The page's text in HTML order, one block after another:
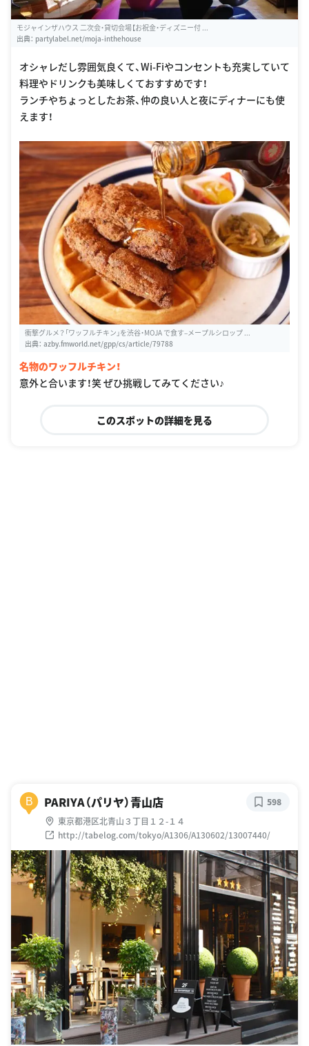
モジャインザハウス 二次会・貸切会場【お祝金・ディズニー付 ...
出典： partylabel.net/moja-inthehouse
オシャレだし雰囲気良くて、Wi-Fiやコンセントも充実していて
料理やドリンクも美味しくておすすめです！
ランチやちょっとしたお茶、仲の良い人と夜にディナーにも使
えます！
衝撃グルメ？「ワッフルチキン」を渋谷・MOJA で食す–メープルシロップ ...
出典： azby.fmworld.net/gpp/cs/article/79788
名物のワッフルチキン！
意外と合います！笑 ぜひ挑戦してみてください♪
このスポットの詳細を見る
B PARIYA（パリヤ）青山店
東京都港区北青山３丁目１２-１４
http://tabelog.com/tokyo/A1306/A130602/13007440/
598